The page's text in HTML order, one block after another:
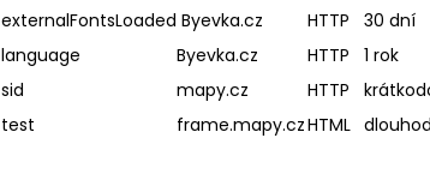
externalFontsLoaded Byevka.cz HTTP
30 dní
language
Byevka.cz HTTP
1 rok
sid
mapy.cz HTTP
test
frame.mapy.czHTML